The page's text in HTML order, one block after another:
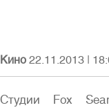
Войти
Кино 22.11.2013 |
Студии Fox